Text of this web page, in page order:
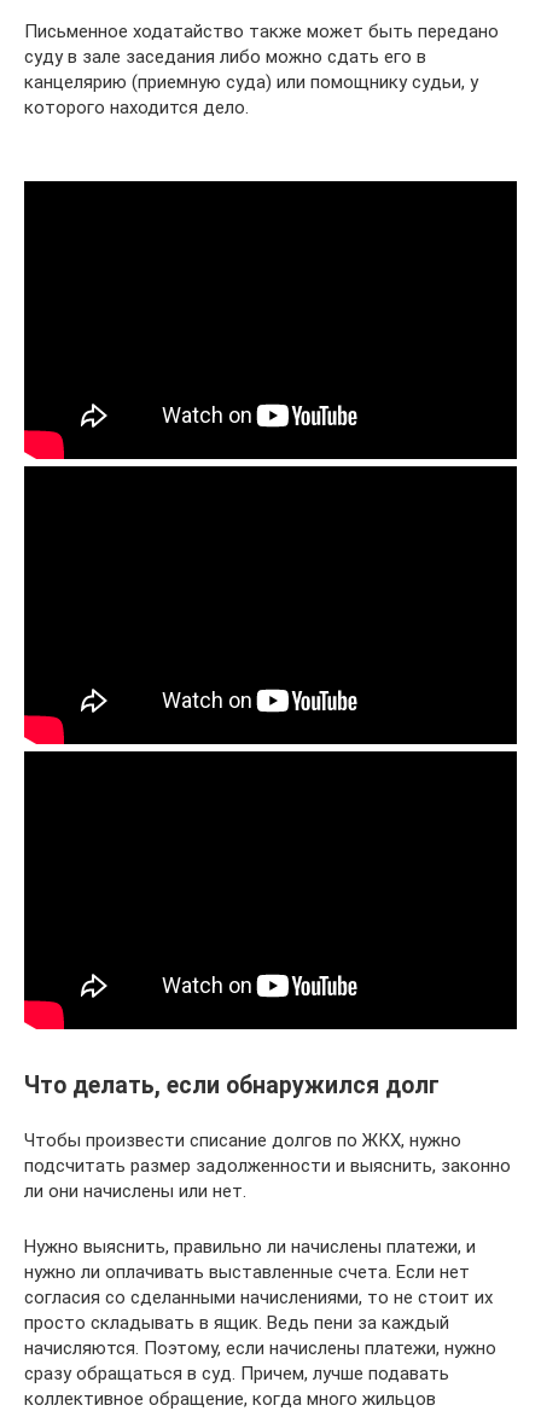
Письменное ходатайство также может быть передано
суду в зале заседания либо можно сдать его в
канцелярию (приемную суда) или помощнику судьи, у
которого находится дело.
Что делать, если обнаружился долг
Чтобы произвести списание долгов по ЖКХ, нужно
подсчитать размер задолженности и выяснить, законно
ли они начислены или нет.
Нужно выяснить, правильно ли начислены платежи, и
нужно ли оплачивать выставленные счета. Если нет
согласия со сделанными начислениями, то не стоит их
просто складывать в ящик. Ведь пени за каждый
начисляются. Поэтому, если начислены платежи, нужно
сразу обращаться в суд. Причем, лучше подавать
коллективное обращение, когда много жильцов